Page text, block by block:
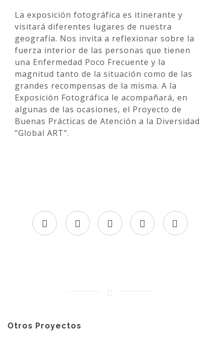
La exposición fotográfica es itinerante y
visitará diferentes lugares de nuestra
geografía. Nos invita a reflexionar sobre la
fuerza interior de las personas que tienen
una Enfermedad Poco Frecuente y la
magnitud tanto de la situación como de las
grandes recompensas de la misma. A la
Exposición Fotográfica le acompañará, en
algunas de las ocasiones, el Proyecto de
Buenas Prácticas de Atención a la Diversidad
"Global ART".
Otros Proyectos